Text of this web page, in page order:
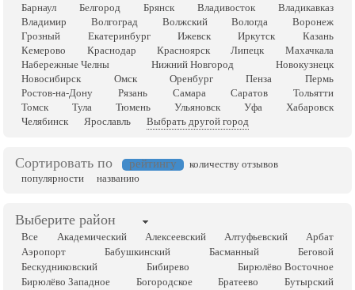
Барнаул
Белгород Брянск Владивосток
Владикавказ
Владимир
Волгоград Волжский Вологда
Воронеж
Грозный
Екатеринбург Ижевск Иркутск
Казань
Кемерово
Краснодар Красноярск Липецк
Махачкала
Набережные Челны
Нижний Новгород
Новокузнецк
Новосибирск
Омск Оренбург Пенза
Пермь
Ростов-на-Дону
Рязань Самара Саратов
Тольятти
Томск
Тула Тюмень Ульяновск Уфа
Хабаровск
Челябинск
Ярославль Выбрать другой город
Сортировать по рейтингу
количеству отзывов
популярности
названию
Выберите район
Все Академический Алексеевский Алтуфьевский
Арбат
Аэропорт
Бабушкинский Басманный
Беговой
Бескудниковский
Бибирево
Бирюлёво Восточное
Бирюлёво Западное
Богородское Братеево
Бутырский